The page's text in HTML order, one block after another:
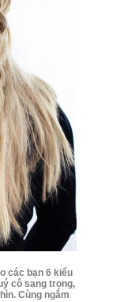
các bạn 6 kiểu
cô sang trọng,
Cùng ngắm